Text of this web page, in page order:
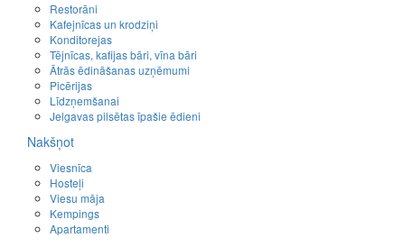
Restorāni
Kafejnīcas un krodziņi
Konditorejas
Tējnīcas, kafijas bāri, vīna bāri
Ātrās ēdināšanas uzņēmumi
Picērijas
Līdzņemšanai
Jelgavas pilsētas īpašie ēdieni
Nakšņot
Viesnīca
Hosteļi
Viesu māja
Kempings
Apartamenti